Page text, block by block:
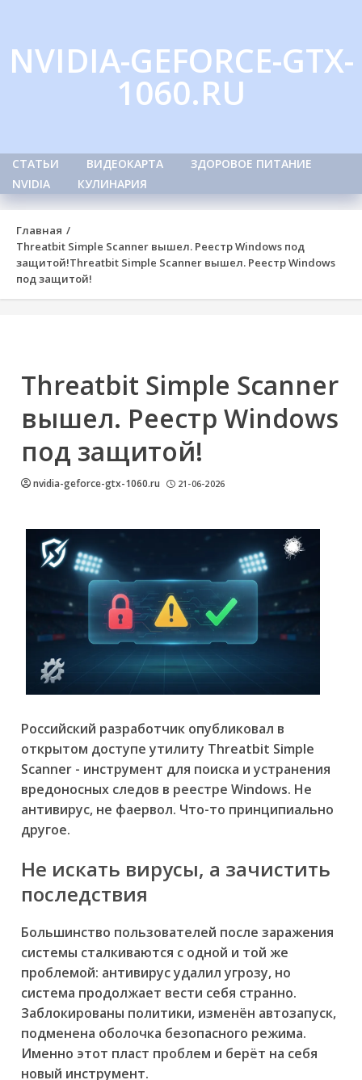
content
NVIDIA-GEFORCE-GTX-
1060.RU
СТАТЬИ ВИДЕОКАРТА
ЗДОРОВОЕ ПИТАНИЕ
NVIDIA
КУЛИНАРИЯ
Главная
Threatbit Simple Scanner вышел. Реестр Windows под
защитой!Threatbit Simple Scanner вышел. Реестр Windows
под защитой!
Threatbit Simple Scanner
вышел. Реестр Windows
под защитой!
nvidia-geforce-gtx-1060.ru 21-06-2026
Российский разработчик опубликовал в
открытом доступе утилиту Threatbit Simple
Scanner - инструмент для поиска и устранения
вредоносных следов в реестре Windows. Не
антивирус, не фаервол. Что-то принципиально
другое.
Не искать вирусы, а зачистить
последствия
Большинство пользователей после заражения
системы сталкиваются с одной и той же
проблемой: антивирус удалил угрозу, но
система продолжает вести себя странно.
Заблокированы политики, изменён автозапуск,
подменена оболочка безопасного режима.
Именно этот пласт проблем и берёт на себя
новый инструмент.